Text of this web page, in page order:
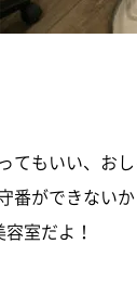
てもいい、お
番ができない
室だよ！